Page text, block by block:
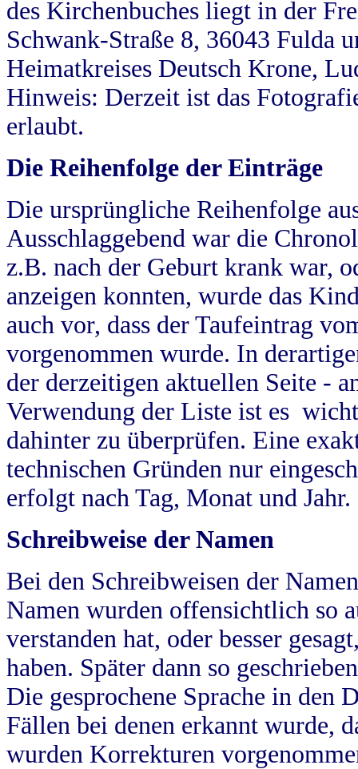
des Kirchenbuches liegt in der
Schwank-Straße 8, 36043 Fulda
Heimatkreises Deutsch Krone,
Hinweis: Derzeit ist das
erlaubt.
Die Reihenfolge der Einträge
Die ursprüngliche Reihenfolge
Ausschlaggebend war die
z.B. nach der Geburt krank war,
anzeigen konnten, wurde das
auch vor, dass der Taufeintrag
vorgenommen wurde. In
der derzeitigen aktuellen Seite -
Verwendung der Liste ist es
dahinter zu überprüfen. Eine
technischen Gründen nur
erfolgt nach Tag, Monat und Jahr.
Schreibweise der Namen
Bei den Schreibweisen der
Namen wurden offensichtlich so
verstanden hat, oder besser
haben. Später dann so
Die gesprochene Sprache in
Fällen bei denen erkannt wurde,
wurden Korrekturen